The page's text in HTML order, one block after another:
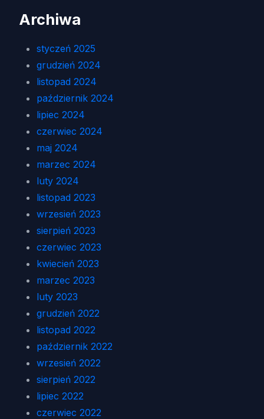
Archiwa
styczeń 2025
grudzień 2024
listopad 2024
październik 2024
lipiec 2024
czerwiec 2024
maj 2024
marzec 2024
luty 2024
listopad 2023
wrzesień 2023
sierpień 2023
czerwiec 2023
kwiecień 2023
marzec 2023
luty 2023
grudzień 2022
listopad 2022
październik 2022
wrzesień 2022
sierpień 2022
lipiec 2022
czerwiec 2022